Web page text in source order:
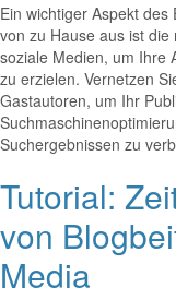
Ein wichtiger Aspekt
von zu Hause aus ist
soziale Medien, um Ihre
zu erzielen. Vernetzen
Gastautoren, um Ihr
Suchergebnissen zu
Tutorial:
von
Media